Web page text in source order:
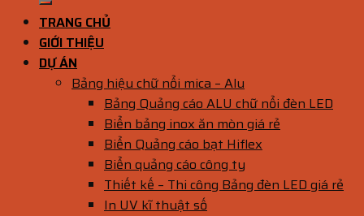
TRANG CHỦ
GIỚI THIỆU
DỰ ÁN
Bảng hiệu chữ nổi mica – Alu
Bảng Quảng cáo ALU chữ nổi đèn LED
Biển bảng inox ăn mòn giá rẻ
Biển Quảng cáo bạt Hiflex
Biển quảng cáo công ty
Thiết kế – Thi công Bảng đèn LED giá rẻ
In UV kĩ thuật số